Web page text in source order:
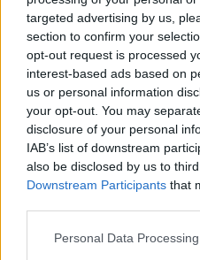
targeted advertising by us,
section to confirm your
opt-out request is processed
interest-based ads based on
us or personal information
your opt-out. You may
disclosure of your personal
IAB’s list of downstream
also be disclosed by us to
Downstream Participants that
Personal Data